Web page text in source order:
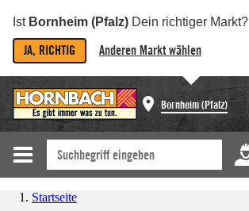
Ist Bornheim (Pfalz) Dein richtiger Markt?
JA, RICHTIG Anderen Markt wählen
Bornheim (Pfalz)
Startseite